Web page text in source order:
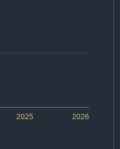
2026
2025